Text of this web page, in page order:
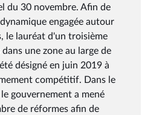
du 30 novembre. Afin de
engagée autour
le lauréat d'un troisième
une zone au large de
désigné en juin 2019 à
compétitif. Dans le
gouvernement a mené
de réformes afin de